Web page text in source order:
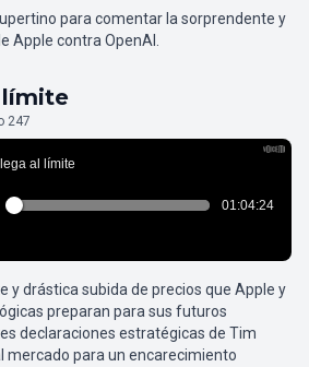
para comentar la sorprendente y
Apple contra OpenAI.
límite
247
y drástica subida de precios que Apple y
preparan para sus futuros
declaraciones estratégicas de Tim
mercado para un encarecimiento